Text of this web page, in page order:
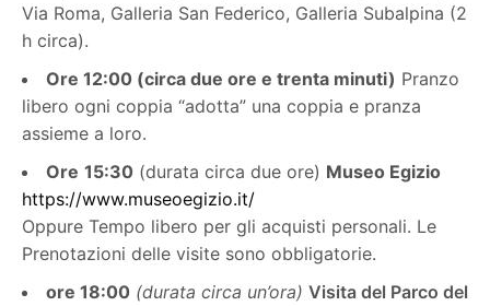
Via Roma, Galleria San Federico, Galleria Subalpina (2
h circa).
Ore 12:00 (circa due ore e trenta minuti) Pranzo
libero ogni coppia “adotta” una coppia e pranza
assieme a loro.
Ore 15:30 (durata circa due ore) Museo Egizio
https://www.museoegizio.it/
Oppure Tempo libero per gli acquisti personali. Le
Prenotazioni delle visite sono obbligatorie.
ore 18:00 (durata circa un’ora) Visita del Parco del